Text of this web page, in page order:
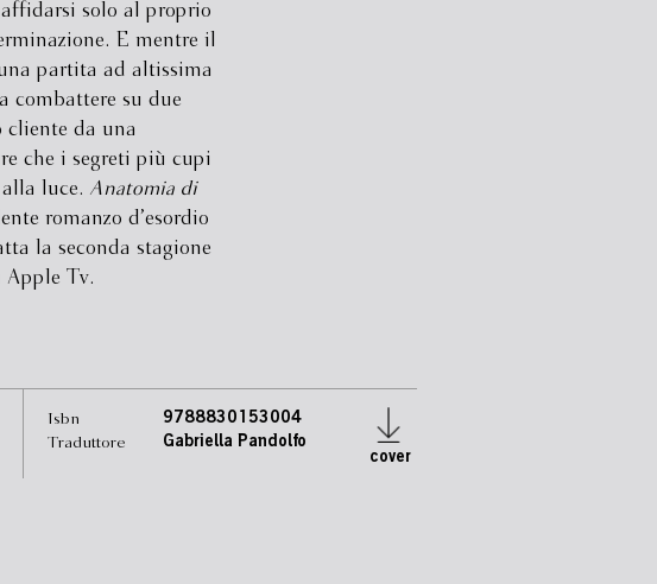
solo al proprio
E mentre il
partita ad altissima
combattere su due
cliente da una
che i segreti più cupi
luce. Anatomia di
romanzo d’esordio
la seconda stagione
Apple Tv.
Isbn
Traduttore
9788830153004
Gabriella Pandolfo
cover